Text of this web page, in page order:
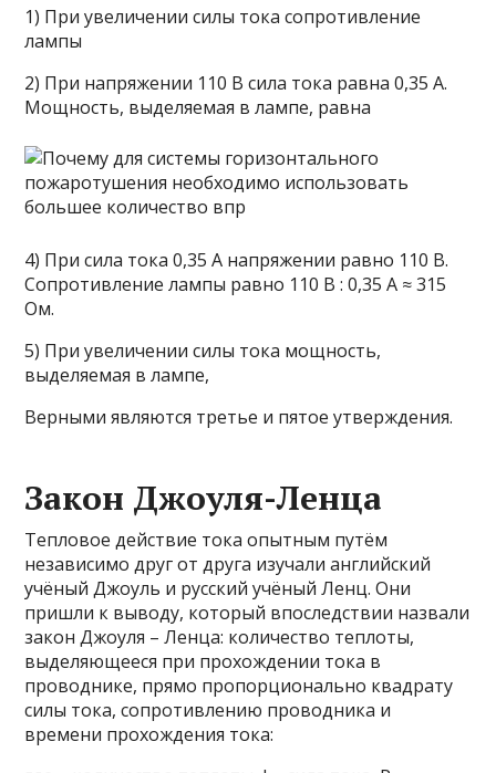
1) При увеличении силы тока сопротивление
лампы
2) При напряжении 110 В сила тока равна 0,35 А.
Мощность, выделяемая в лампе, равна
4) При сила тока 0,35 А напряжении равно 110 В.
Сопротивление лампы равно 110 В : 0,35 А ≈ 315
Ом.
5) При увеличении силы тока мощность,
выделяемая в лампе,
Верными являются третье и пятое утверждения.
Закон Джоуля-Ленца
Тепловое действие тока опытным путём
независимо друг от друга изучали английский
учёный Джоуль и русский учёный Ленц. Они
пришли к выводу, который впоследствии назвали
закон Джоуля – Ленца: количество теплоты,
выделяющееся при прохождении тока в
проводнике, прямо пропорционально квадрату
силы тока, сопротивлению проводника и
времени прохождения тока: